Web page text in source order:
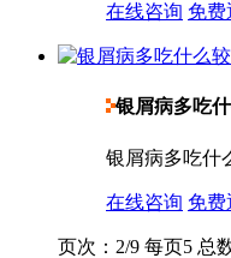
在线咨询 免费
银屑病多吃
银屑病多吃什
在线咨询 免费
页次：2/9 每页5 总